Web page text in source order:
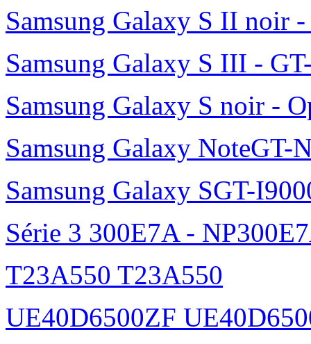
Samsung Galaxy S II noir
Samsung Galaxy S III -
Samsung Galaxy S noir -
Samsung Galaxy NoteGT-
Samsung Galaxy SGT-
Série 3 300E7A -
T23A550 T23A550
UE40D6500ZF